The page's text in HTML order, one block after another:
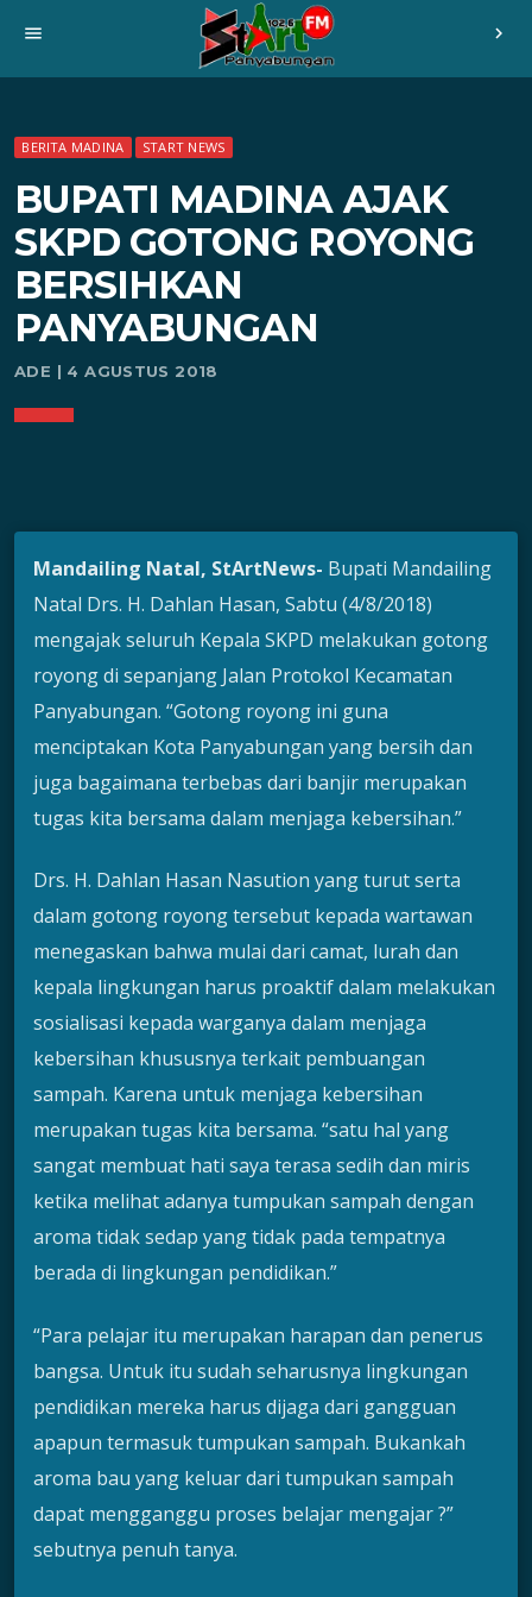
menu chevron_right
BERITA MADINA START NEWS
BUPATI MADINA AJAK
SKPD GOTONG ROYONG
BERSIHKAN
PANYABUNGAN
ADE | 4 AGUSTUS 2018
Mandailing Natal, StArtNews- Bupati Mandailing
Natal Drs. H. Dahlan Hasan, Sabtu (4/8/2018)
mengajak seluruh Kepala SKPD melakukan gotong
royong di sepanjang Jalan Protokol Kecamatan
Panyabungan. “Gotong royong ini guna
menciptakan Kota Panyabungan yang bersih dan
juga bagaimana terbebas dari banjir merupakan
tugas kita bersama dalam menjaga kebersihan.”
Drs. H. Dahlan Hasan Nasution yang turut serta
dalam gotong royong tersebut kepada wartawan
menegaskan bahwa mulai dari camat, lurah dan
kepala lingkungan harus proaktif dalam melakukan
sosialisasi kepada warganya dalam menjaga
kebersihan khususnya terkait pembuangan
sampah. Karena untuk menjaga kebersihan
merupakan tugas kita bersama. “satu hal yang
sangat membuat hati saya terasa sedih dan miris
ketika melihat adanya tumpukan sampah dengan
aroma tidak sedap yang tidak pada tempatnya
berada di lingkungan pendidikan.”
“Para pelajar itu merupakan harapan dan penerus
bangsa. Untuk itu sudah seharusnya lingkungan
pendidikan mereka harus dijaga dari gangguan
apapun termasuk tumpukan sampah. Bukankah
aroma bau yang keluar dari tumpukan sampah
dapat mengganggu proses belajar mengajar ?”
sebutnya penuh tanya.